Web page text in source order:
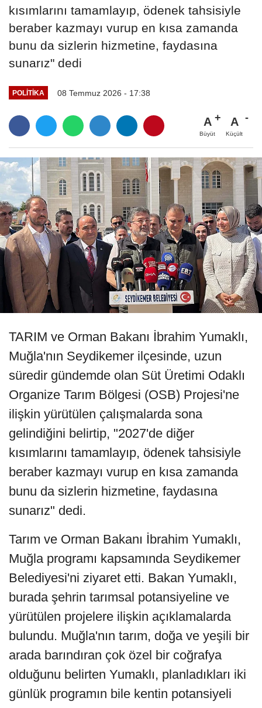
kısımlarını tamamlayıp, ödenek tahsisiyle
beraber kazmayı vurup en kısa zamanda
bunu da sizlerin hizmetine, faydasına
sunarız" dedi
POLITIKA 08 Temmuz 2026 - 17:38
A
Büyüt
A
Küçült
TARIM ve Orman Bakanı İbrahim Yumaklı,
Muğla'nın Seydikemer ilçesinde, uzun
süredir gündemde olan Süt Üretimi Odaklı
Organize Tarım Bölgesi (OSB) Projesi'ne
ilişkin yürütülen çalışmalarda sona
gelindiğini belirtip, "2027'de diğer
kısımlarını tamamlayıp, ödenek tahsisiyle
beraber kazmayı vurup en kısa zamanda
bunu da sizlerin hizmetine, faydasına
sunarız" dedi.
Tarım ve Orman Bakanı İbrahim Yumaklı,
Muğla programı kapsamında Seydikemer
Belediyesi'ni ziyaret etti. Bakan Yumaklı,
burada şehrin tarımsal potansiyeline ve
yürütülen projelere ilişkin açıklamalarda
bulundu. Muğla'nın tarım, doğa ve yeşili bir
arada barındıran çok özel bir coğrafya
olduğunu belirten Yumaklı, planladıkları iki
günlük programın bile kentin potansiyeli